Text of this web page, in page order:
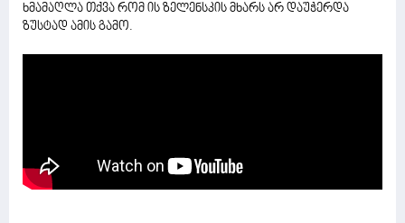
ხმამაღლა თქვა რომ ის ზელენსკის მხარს არ დაუჭერდა
ზუსტად ამის გამო.